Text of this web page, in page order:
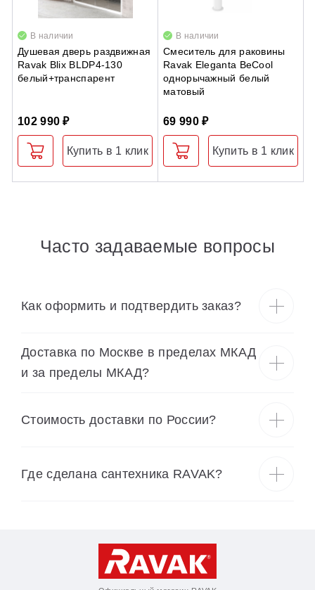
В наличии
Душевая дверь раздвижная
Ravak Blix BLDP4-130
белый+транспарент
102 990 ₽
Купить в 1 клик
В наличии
Смеситель для раковины
Ravak Eleganta BeCool
однорычажный белый
матовый
69 990 ₽
Купить в 1 клик
Часто задаваемые вопросы
Как оформить и подтвердить заказ?
Доставка по Москве в пределах МКАД
и за пределы МКАД?
Cтоимость доставки по России?
Где сделана сантехника RAVAK?